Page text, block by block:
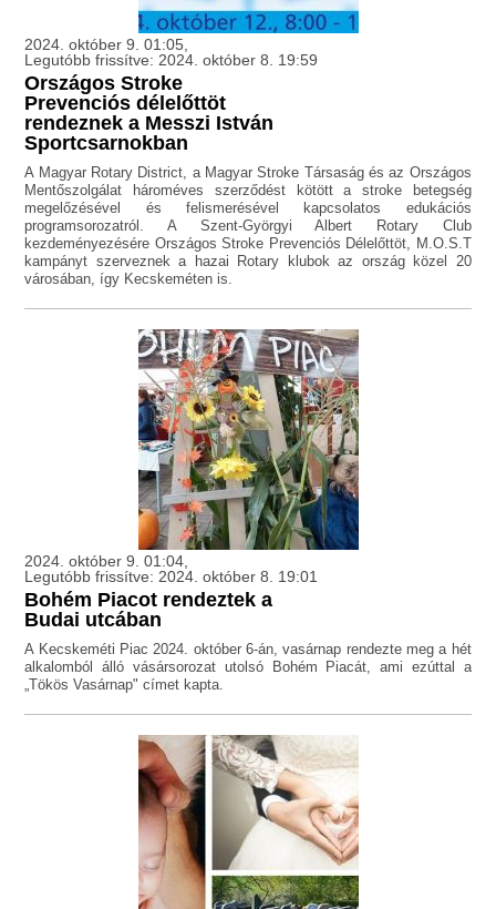
2024. október 9. 01:05,
Legutóbb frissítve: 2024. október 8. 19:59
Országos Stroke
Prevenciós délelőttöt
rendeznek a Messzi István
Sportcsarnokban
A Magyar Rotary District, a Magyar Stroke Társaság és az Országos
Mentőszolgálat hároméves szerződést kötött a stroke betegség
megelőzésével és felismerésével kapcsolatos edukációs
programsorozatról. A Szent-Györgyi Albert Rotary Club
kezdeményezésére Országos Stroke Prevenciós Délelőttöt, M.O.S.T
kampányt szerveznek a hazai Rotary klubok az ország közel 20
városában, így Kecskeméten is.
2024. október 9. 01:04,
Legutóbb frissítve: 2024. október 8. 19:01
Bohém Piacot rendeztek a
Budai utcában
A Kecskeméti Piac 2024. október 6-án, vasárnap rendezte meg a hét
alkalomból álló vásársorozat utolsó Bohém Piacát, ami ezúttal a
„Tökös Vasárnap" címet kapta.